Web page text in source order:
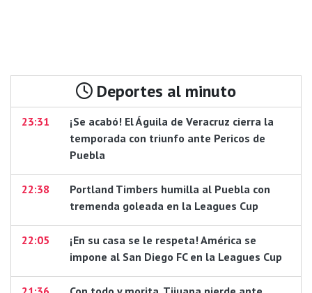
Deportes al minuto
23:31
¡Se acabó! El Águila de Veracruz cierra la
temporada con triunfo ante Pericos de
Puebla
22:38
Portland Timbers humilla al Puebla con
tremenda goleada en la Leagues Cup
22:05
¡En su casa se le respeta! América se
impone al San Diego FC en la Leagues Cup